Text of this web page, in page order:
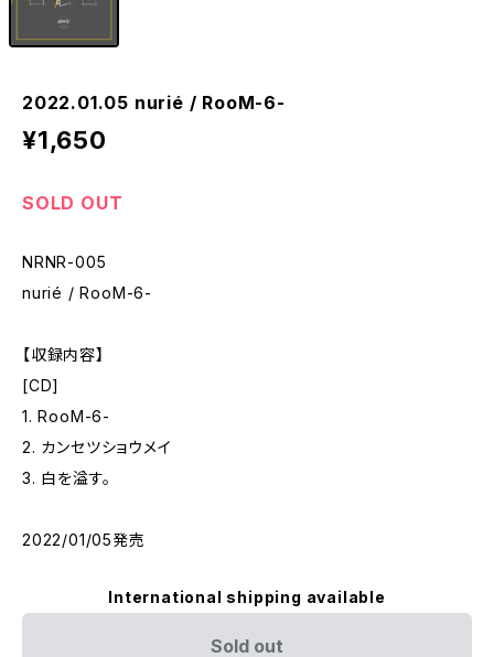
2022.01.05 nurié / RooM-6-
¥1,650
SOLD OUT
NRNR-005
nurié / RooM-6-
【収録内容】
[CD]
1. RooM-6-
2. カンセツショウメイ
3. 白を溢す。
2022/01/05発売
International shipping available
Sold out